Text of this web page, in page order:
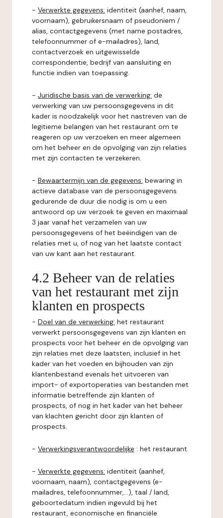
- Verwerkte gegevens: identiteit (aanhef, naam,
voornaam), gebruikersnaam of pseudoniem /
alias, contactgegevens (met name postadres,
telefoonnummer of e-mailadres), land,
contactverzoek en uitgewisselde
correspondentie, bedrijf van aansluiting en
functie indien van toepassing.
- Juridische basis van de verwerking: de
verwerking van uw persoonsgegevens in dit
kader is noodzakelijk voor het nastreven van de
legitieme belangen van het restaurant om te
reageren op uw verzoeken en meer algemeen
om het beheer en de opvolging van zijn relaties
met zijn contacten te verzekeren.
- Bewaartermijn van de gegevens: bewaring in
actieve database van de persoonsgegevens
gedurende de duur die nodig is om u een
antwoord op uw verzoek te geven en maximaal
3 jaar vanaf het verzamelen van uw
persoonsgegevens of het beëindigen van de
relaties met u, of nog van het laatste contact
van uw kant aan het restaurant.
4.2 Beheer van de relaties
van het restaurant met zijn
klanten en prospects
- Doel van de verwerking: het restaurant
verwerkt persoonsgegevens van zijn klanten en
prospects voor het beheer en de opvolging van
zijn relaties met deze laatsten, inclusief in het
kader van het voeden en bijhouden van zijn
klantenbestand evenals het uitvoeren van
import- of exportoperaties van bestanden met
informatie betreffende zijn klanten of
prospects, of nog in het kader van het beheer
van klachten gericht door zijn klanten of
prospects.
- Verwerkingsverantwoordelijke : het restaurant.
- Verwerkte gegevens: identiteit (aanhef,
voornaam, naam), contactgegevens (e-
mailadres, telefoonnummer,...), taal / land,
geboortedatum indien ingevuld bij het
restaurant, economische en financiële